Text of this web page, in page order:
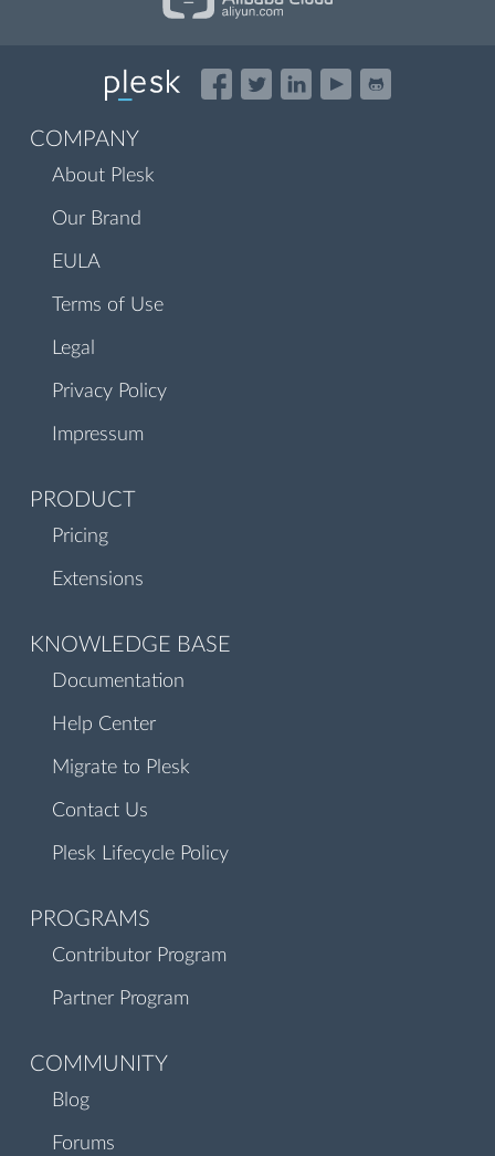
COMPANY
About Plesk
Our Brand
EULA
Terms of Use
Legal
Privacy Policy
Impressum
PRODUCT
Pricing
Extensions
KNOWLEDGE BASE
Documentation
Help Center
Migrate to Plesk
Contact Us
Plesk Lifecycle Policy
PROGRAMS
Contributor Program
Partner Program
COMMUNITY
Blog
Forums